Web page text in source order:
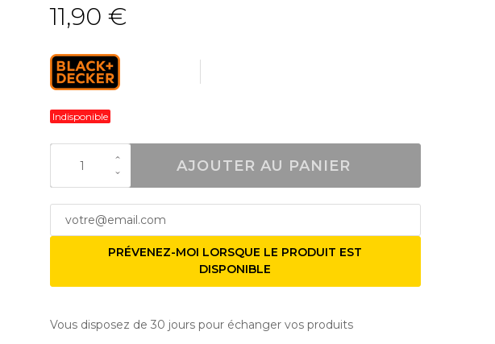
11,90 €
Indisponible
AJOUTER AU PANIER
PRÉVENEZ-MOI LORSQUE LE PRODUIT EST
DISPONIBLE
Vous disposez de 30 jours pour échanger vos produits